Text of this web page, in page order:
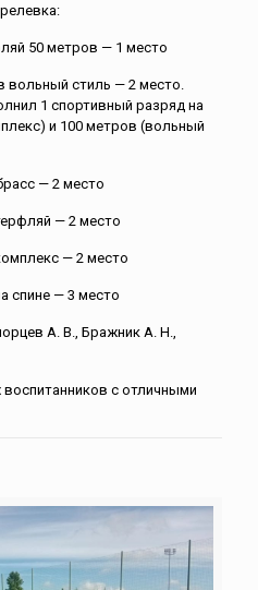
50 метров — 1 место
вольный стиль — 2 место.
1 спортивный разряд на
и 100 метров (вольный
— 2 место
— 2 место
— 2 место
спине — 3 место
А. В., Бражник А. Н.,
с отличными